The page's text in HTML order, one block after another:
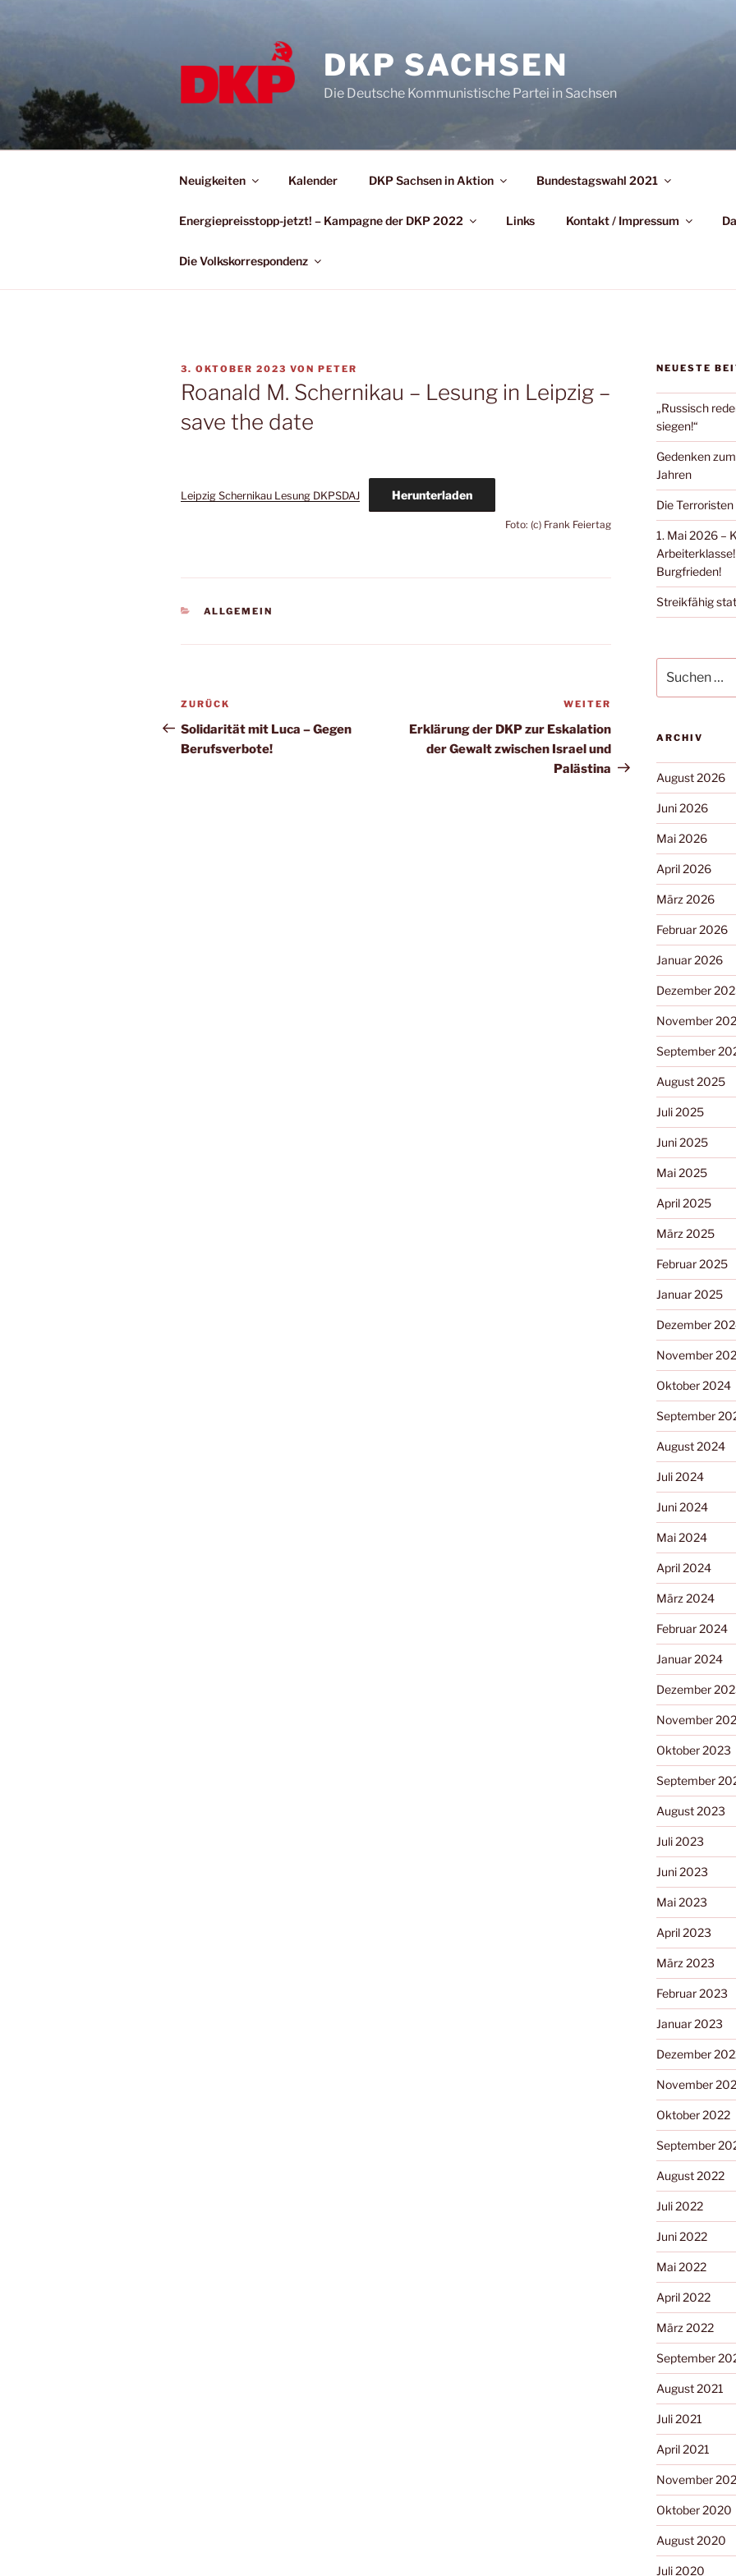
DKP SACHSEN
Die Deutsche Kommunistische Partei in Sachsen
Neuigkeiten Kalender DKP Sachsen in Aktion Bundestagswahl 2021
Energiepreisstopp-jetzt! – Kampagne der DKP 2022 Links Kontakt / Impressum
Die Volkskorrespondenz
3. OKTOBER 2023 VON PETER
Roanald M. Schernikau – Lesung in Leipzig –
save the date
Leipzig Schernikau Lesung DKPSDAJ Herunterladen
Foto: (c) Frank Feiertag
ALLGEMEIN
ZURÜCK
Solidarität mit Luca – Gegen
Berufsverbote!
WEITER
Erklärung der DKP zur Eskalation
der Gewalt zwischen Israel und
Palästina
NEUESTE
„Russisch
siegen!“
Gedenken
Jahren
Die
1. Mai 2026 –
Burgfrieden!
Streikfähig
ARCHIV
August 2026
Juni 2026
Mai 2026
April 2026
März 2026
Februar 2026
Januar 2026
Dezember
November
September
August 2025
Juli 2025
Juni 2025
Mai 2025
April 2025
März 2025
Februar 2025
Januar 2025
Dezember
November
Oktober 2024
September
August 2024
Juli 2024
Juni 2024
Mai 2024
April 2024
März 2024
Februar 2024
Januar 2024
Dezember
November
Oktober 2023
September
August 2023
Juli 2023
Juni 2023
Mai 2023
April 2023
März 2023
Februar 2023
Januar 2023
Dezember
November
Oktober 2022
September
August 2022
Juli 2022
Juni 2022
Mai 2022
April 2022
März 2022
September
August 2021
Juli 2021
April 2021
November
Oktober 2020
August 2020
Juli 2020